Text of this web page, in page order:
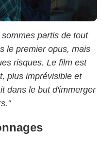
sommes partis de tout
le premier opus, mais
risques. Le film est
plus imprévisible et
dans le but d'immerger